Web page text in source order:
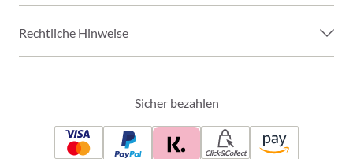
Rechtliche Hinweise
Sicher bezahlen
Click&Collect